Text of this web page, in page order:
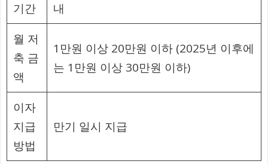
기간
내
월 저
축 금
액
1만원 이상 20만원 이하 (2025년 이후에
는 1만원 이상 30만원 이하)
이자
지급
방법
만기 일시 지급